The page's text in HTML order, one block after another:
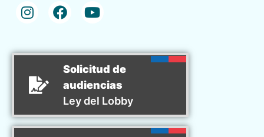
Solicitud de
audiencias
Ley del Lobby